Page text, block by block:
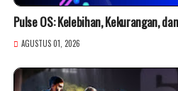
Pulse OS: Kelebihan, Kekurangan,
AGUSTUS 01, 2026